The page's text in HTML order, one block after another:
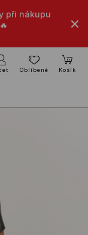
při nákupu
Oblíbené Košík